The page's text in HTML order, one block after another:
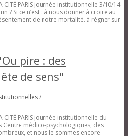
CITÉ PARIS journée institutionnelle 3/10/14
? Si ce n’est : à nous donner à croire au
de notre mortalité. à régner sur
pire : des
de sens"
/
CITÉ PARIS journée institutionnelle du
Centre médico-psychologiques, des
et nous le sommes encore